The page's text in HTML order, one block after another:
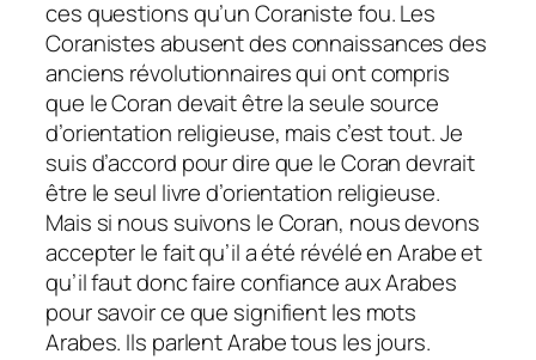
ces questions qu’un Coraniste fou. Les
Coranistes abusent des connaissances des
anciens révolutionnaires qui ont compris
que le Coran devait être la seule source
d’orientation religieuse, mais c’est tout. Je
suis d’accord pour dire que le Coran devrait
être le seul livre d’orientation religieuse.
Mais si nous suivons le Coran, nous devons
accepter le fait qu’il a été révélé en Arabe et
qu’il faut donc faire confiance aux Arabes
pour savoir ce que signifient les mots
Arabes. Ils parlent Arabe tous les jours.